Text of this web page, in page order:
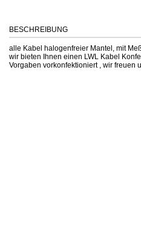
BESCHREIBUNG
alle Kabel halogenfreier Mantel, mit
wir bieten Ihnen einen LWL Kabel
Vorgaben vorkonfektioniert , wir freuen